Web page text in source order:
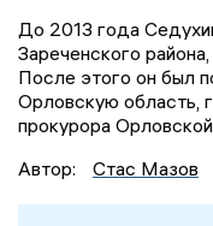
До 2013 года
Зареченского
После этого он был
Орловскую область,
прокурора
Автор:
Стас Мазов